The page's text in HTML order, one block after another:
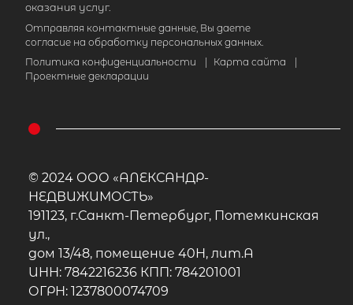
оказания услуг.
Отправляя контактные данные, Вы даете
согласие на обработку персональных данных.
Политика конфиденциальности
Карта сайта
Проектные декларации
© 2024 ООО «АЛЕКСАНДР-
НЕДВИЖИМОСТЬ»
191123, г.Санкт-Петербург, Потемкинская
ул.,
дом 13/48, помещение 40Н, лит.А
ИНН: 7842216236 КПП: 784201001
ОГРН: 1237800074709